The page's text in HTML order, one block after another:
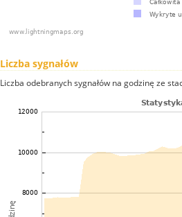
Liczba sygnałów
Liczba odebranych sygnałów na godzinę ze